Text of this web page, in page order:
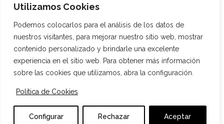
Utilizamos Cookies
Podemos colocarlos para el análisis de los datos de
nuestros visitantes, para mejorar nuestro sitio web, mostrar
contenido personalizado y brindarle una excelente
experiencia en el sitio web. Para obtener más información
sobre las cookies que utilizamos, abra la configuración.
Política de Cookies
Configurar Rechazar Aceptar
Agencia digital Media ¿Quiénes somos?
Tienda
Comercios locales
Social Autores
Aviso Legal Política de Cookies
ES